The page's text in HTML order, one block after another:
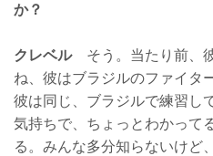
か？
クレベルそう。当たり前、
ね、彼はブラジルのファイタ
彼は同じ、ブラジルで練習し
気持ちで、ちょっとわかって
る。みんな多分知らないけど